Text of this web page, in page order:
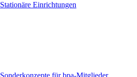
Stationäre Einrichtungen
Sonderkonzepte für bpa-Mitglieder